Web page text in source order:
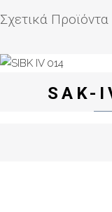
Σχετικά Προϊόντα
SAK-